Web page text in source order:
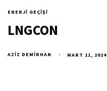
ENERJI GEÇIŞI
LNGCON
AZIZ DEMIRHAN MART 11, 2024